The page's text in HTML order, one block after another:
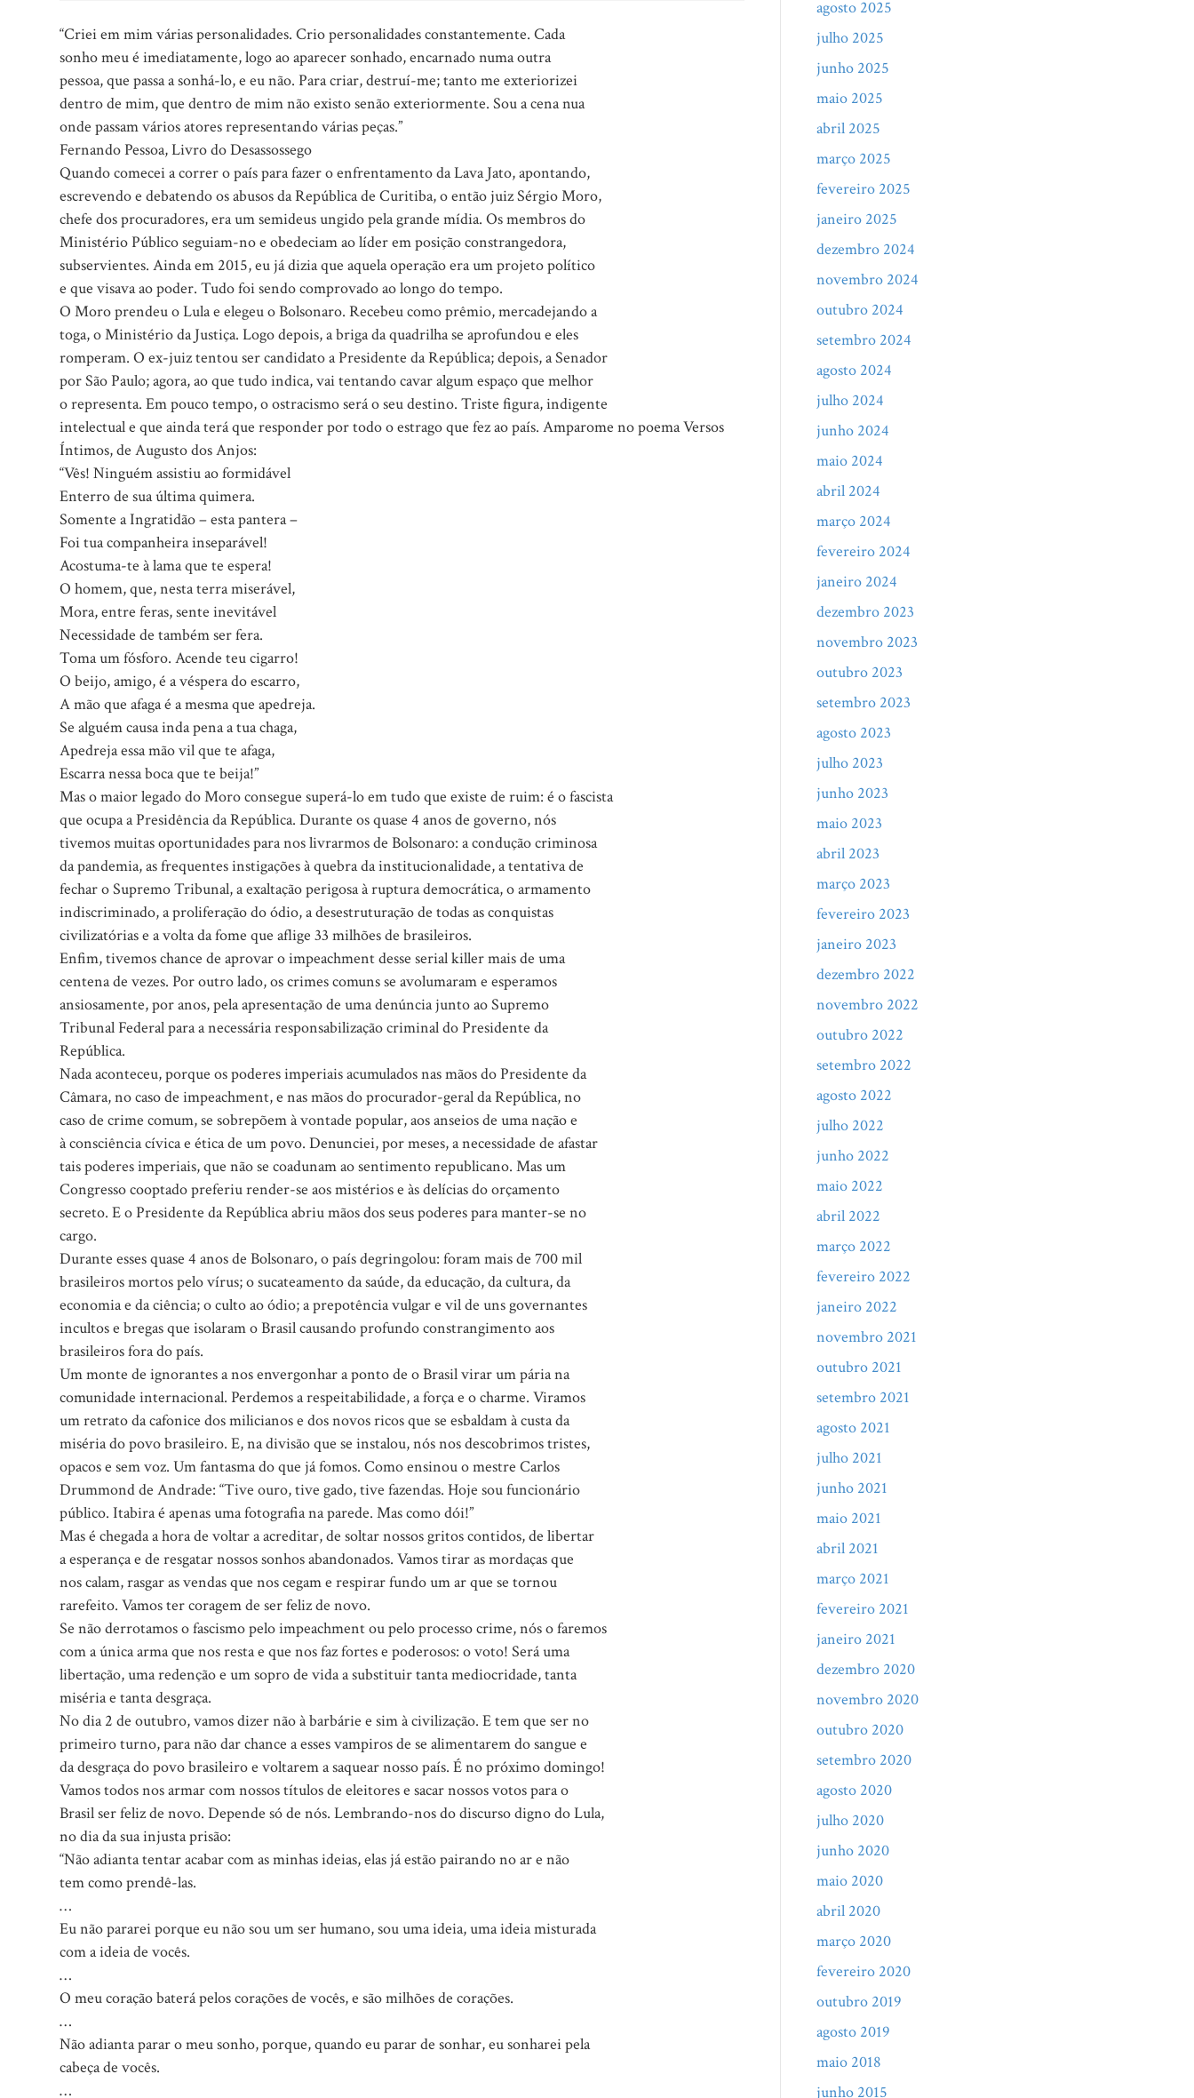
“Criei em mim várias personalidades. Crio personalidades constantemente. Cada
sonho meu é imediatamente, logo ao aparecer sonhado, encarnado numa outra
pessoa, que passa a sonhá-lo, e eu não. Para criar, destruí-me; tanto me exteriorizei
dentro de mim, que dentro de mim não existo senão exteriormente. Sou a cena nua
onde passam vários atores representando várias peças.”
Fernando Pessoa, Livro do Desassossego
Quando comecei a correr o país para fazer o enfrentamento da Lava Jato, apontando,
escrevendo e debatendo os abusos da República de Curitiba, o então juiz Sérgio Moro,
chefe dos procuradores, era um semideus ungido pela grande mídia. Os membros do
Ministério Público seguiam-no e obedeciam ao líder em posição constrangedora,
subservientes. Ainda em 2015, eu já dizia que aquela operação era um projeto político
e que visava ao poder. Tudo foi sendo comprovado ao longo do tempo.
O Moro prendeu o Lula e elegeu o Bolsonaro. Recebeu como prêmio, mercadejando a
toga, o Ministério da Justiça. Logo depois, a briga da quadrilha se aprofundou e eles
romperam. O ex-juiz tentou ser candidato a Presidente da República; depois, a Senador
por São Paulo; agora, ao que tudo indica, vai tentando cavar algum espaço que melhor
o representa. Em pouco tempo, o ostracismo será o seu destino. Triste figura, indigente
intelectual e que ainda terá que responder por todo o estrago que fez ao país. Amparome no poema Versos
Íntimos, de Augusto dos Anjos:
“Vês! Ninguém assistiu ao formidável
Enterro de sua última quimera.
Somente a Ingratidão – esta pantera –
Foi tua companheira inseparável!
Acostuma-te à lama que te espera!
O homem, que, nesta terra miserável,
Mora, entre feras, sente inevitável
Necessidade de também ser fera.
Toma um fósforo. Acende teu cigarro!
O beijo, amigo, é a véspera do escarro,
A mão que afaga é a mesma que apedreja.
Se alguém causa inda pena a tua chaga,
Apedreja essa mão vil que te afaga,
Escarra nessa boca que te beija!”
Mas o maior legado do Moro consegue superá-lo em tudo que existe de ruim: é o fascista
que ocupa a Presidência da República. Durante os quase 4 anos de governo, nós
tivemos muitas oportunidades para nos livrarmos de Bolsonaro: a condução criminosa
da pandemia, as frequentes instigações à quebra da institucionalidade, a tentativa de
fechar o Supremo Tribunal, a exaltação perigosa à ruptura democrática, o armamento
indiscriminado, a proliferação do ódio, a desestruturação de todas as conquistas
civilizatórias e a volta da fome que aflige 33 milhões de brasileiros.
Enfim, tivemos chance de aprovar o impeachment desse serial killer mais de uma
centena de vezes. Por outro lado, os crimes comuns se avolumaram e esperamos
ansiosamente, por anos, pela apresentação de uma denúncia junto ao Supremo
Tribunal Federal para a necessária responsabilização criminal do Presidente da
República.
Nada aconteceu, porque os poderes imperiais acumulados nas mãos do Presidente da
Câmara, no caso de impeachment, e nas mãos do procurador-geral da República, no
caso de crime comum, se sobrepõem à vontade popular, aos anseios de uma nação e
à consciência cívica e ética de um povo. Denunciei, por meses, a necessidade de afastar
tais poderes imperiais, que não se coadunam ao sentimento republicano. Mas um
Congresso cooptado preferiu render-se aos mistérios e às delícias do orçamento
secreto. E o Presidente da República abriu mãos dos seus poderes para manter-se no
cargo.
Durante esses quase 4 anos de Bolsonaro, o país degringolou: foram mais de 700 mil
brasileiros mortos pelo vírus; o sucateamento da saúde, da educação, da cultura, da
economia e da ciência; o culto ao ódio; a prepotência vulgar e vil de uns governantes
incultos e bregas que isolaram o Brasil causando profundo constrangimento aos
brasileiros fora do país.
Um monte de ignorantes a nos envergonhar a ponto de o Brasil virar um pária na
comunidade internacional. Perdemos a respeitabilidade, a força e o charme. Viramos
um retrato da cafonice dos milicianos e dos novos ricos que se esbaldam à custa da
miséria do povo brasileiro. E, na divisão que se instalou, nós nos descobrimos tristes,
opacos e sem voz. Um fantasma do que já fomos. Como ensinou o mestre Carlos
Drummond de Andrade: “Tive ouro, tive gado, tive fazendas. Hoje sou funcionário
público. Itabira é apenas uma fotografia na parede. Mas como dói!”
Mas é chegada a hora de voltar a acreditar, de soltar nossos gritos contidos, de libertar
a esperança e de resgatar nossos sonhos abandonados. Vamos tirar as mordaças que
nos calam, rasgar as vendas que nos cegam e respirar fundo um ar que se tornou
rarefeito. Vamos ter coragem de ser feliz de novo.
Se não derrotamos o fascismo pelo impeachment ou pelo processo crime, nós o faremos
com a única arma que nos resta e que nos faz fortes e poderosos: o voto! Será uma
libertação, uma redenção e um sopro de vida a substituir tanta mediocridade, tanta
miséria e tanta desgraça.
No dia 2 de outubro, vamos dizer não à barbárie e sim à civilização. E tem que ser no
primeiro turno, para não dar chance a esses vampiros de se alimentarem do sangue e
da desgraça do povo brasileiro e voltarem a saquear nosso país. É no próximo domingo!
Vamos todos nos armar com nossos títulos de eleitores e sacar nossos votos para o
Brasil ser feliz de novo. Depende só de nós. Lembrando-nos do discurso digno do Lula,
no dia da sua injusta prisão:
“Não adianta tentar acabar com as minhas ideias, elas já estão pairando no ar e não
tem como prendê-las.
…
Eu não pararei porque eu não sou um ser humano, sou uma ideia, uma ideia misturada
com a ideia de vocês.
…
O meu coração baterá pelos corações de vocês, e são milhões de corações.
…
Não adianta parar o meu sonho, porque, quando eu parar de sonhar, eu sonharei pela
cabeça de vocês.
…
agosto 2025
julho 2025
junho 2025
maio 2025
abril 2025
março 2025
fevereiro 2025
janeiro 2025
dezembro 2024
novembro 2024
outubro 2024
setembro 2024
agosto 2024
julho 2024
junho 2024
maio 2024
abril 2024
março 2024
fevereiro 2024
janeiro 2024
dezembro 2023
novembro 2023
outubro 2023
setembro 2023
agosto 2023
julho 2023
junho 2023
maio 2023
abril 2023
março 2023
fevereiro 2023
janeiro 2023
dezembro 2022
novembro 2022
outubro 2022
setembro 2022
agosto 2022
julho 2022
junho 2022
maio 2022
abril 2022
março 2022
fevereiro 2022
janeiro 2022
novembro 2021
outubro 2021
setembro 2021
agosto 2021
julho 2021
junho 2021
maio 2021
abril 2021
março 2021
fevereiro 2021
janeiro 2021
dezembro 2020
novembro 2020
outubro 2020
setembro 2020
agosto 2020
julho 2020
junho 2020
maio 2020
abril 2020
março 2020
fevereiro 2020
outubro 2019
agosto 2019
maio 2018
junho 2015